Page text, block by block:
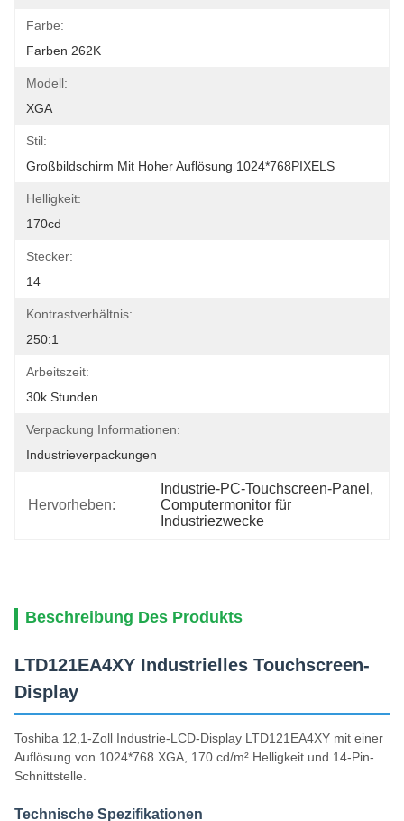
Farbe:
Farben 262K
Modell:
XGA
Stil:
Großbildschirm Mit Hoher Auflösung 1024*768PIXELS
Helligkeit:
170cd
Stecker:
14
Kontrastverhältnis:
250:1
Arbeitszeit:
30k Stunden
Verpackung Informationen:
Industrieverpackungen
Hervorheben:
Industrie-PC-Touchscreen-Panel
Computermonitor für
Industriezwecke
Beschreibung Des Produkts
LTD121EA4XY Industrielles Touchscreen-
Display
Toshiba 12,1-Zoll Industrie-LCD-Display LTD121EA4XY mit einer
Auflösung von 1024*768 XGA, 170 cd/m² Helligkeit und 14-Pin-
Schnittstelle.
Technische Spezifikationen